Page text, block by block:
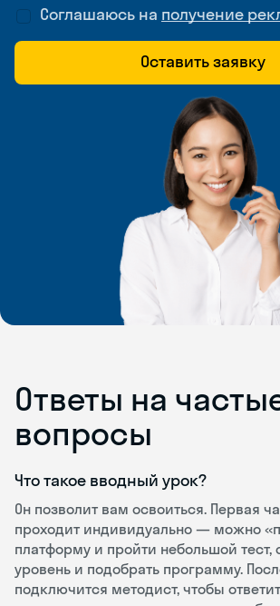
Соглашаюсь на получение
Оставить заявку
Ответы на
вопросы
Что такое вводный урок?
Он позволит вам освоиться. Первая
проходит индивидуально — можно
платформу и пройти небольшой тест,
уровень и подобрать программу.
подключится методист, чтобы